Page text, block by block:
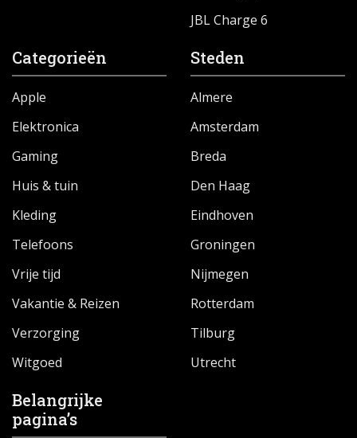
JBL Charge 6
Categorieën
Apple
Elektronica
Gaming
Huis & tuin
Kleding
Telefoons
Vrije tijd
Vakantie & Reizen
Verzorging
Witgoed
Steden
Almere
Amsterdam
Breda
Den Haag
Eindhoven
Groningen
Nijmegen
Rotterdam
Tilburg
Utrecht
Belangrijke
pagina’s